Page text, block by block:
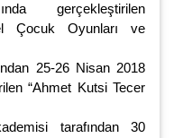
gerçekleştirilen
Çocuk Oyunları ve
25-26 Nisan 2018
“Ahmet Kutsi Tecer
tarafından 30